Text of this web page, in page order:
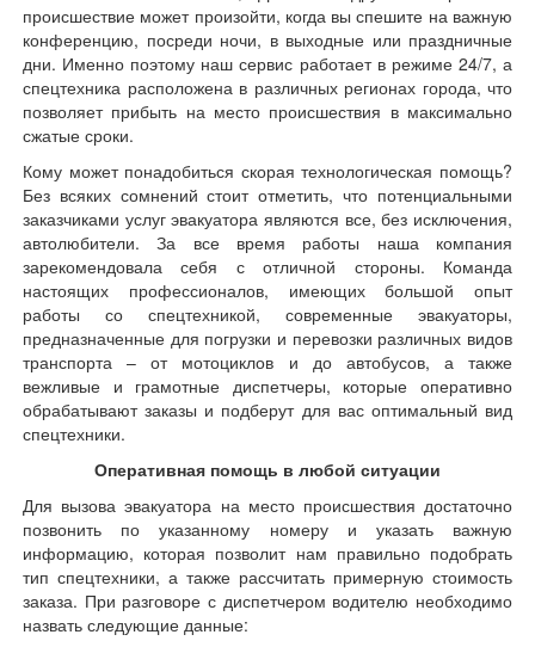
происшествие может произойти, когда вы спешите на важную
конференцию, посреди ночи, в выходные или праздничные
дни. Именно поэтому наш сервис работает в режиме 24/7, а
спецтехника расположена в различных регионах города, что
позволяет прибыть на место происшествия в максимально
сжатые сроки.
Кому может понадобиться скорая технологическая помощь?
Без всяких сомнений стоит отметить, что потенциальными
заказчиками услуг эвакуатора являются все, без исключения,
автолюбители. За все время работы наша компания
зарекомендовала себя с отличной стороны. Команда
настоящих профессионалов, имеющих большой опыт
работы со спецтехникой, современные эвакуаторы,
предназначенные для погрузки и перевозки различных видов
транспорта – от мотоциклов и до автобусов, а также
вежливые и грамотные диспетчеры, которые оперативно
обрабатывают заказы и подберут для вас оптимальный вид
спецтехники.
Оперативная помощь в любой ситуации
Для вызова эвакуатора на место происшествия достаточно
позвонить по указанному номеру и указать важную
информацию, которая позволит нам правильно подобрать
тип спецтехники, а также рассчитать примерную стоимость
заказа. При разговоре с диспетчером водителю необходимо
назвать следующие данные: